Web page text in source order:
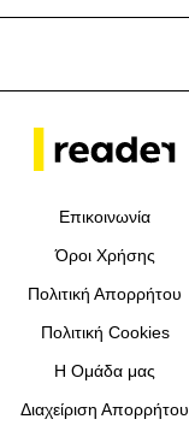
Επικοινωνία
Όροι Χρήσης
Πολιτική Απορρήτου
Πολιτική Cookies
Η Ομάδα μας
Διαχείριση Απορρήτου